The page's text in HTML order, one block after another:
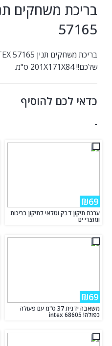
57165
שלכם!! 201X171X84 ס"מ.
כדאי לכם להוסיף
-
₪69
ערכת תיקון דבק וטלאי לתיקון בריכות
ומוצרי ים
₪69
משאבה ידנית 37 ס"מ עם פעולה
כפולה! intex 68605